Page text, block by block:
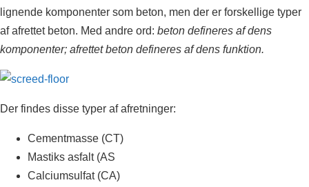
lignende komponenter som beton, men der er forskellige typer
af afrettet beton. Med andre ord: beton defineres af dens
komponenter; afrettet beton defineres af dens funktion.
Der findes disse typer af afretninger:
Cementmasse (CT)
Mastiks asfalt (AS
Calciumsulfat (CA)